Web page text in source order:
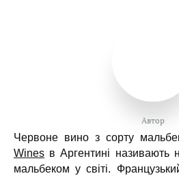
Автор
Червоне вино з сорту
Wines в Аргентині називають
мальбеком у світі.